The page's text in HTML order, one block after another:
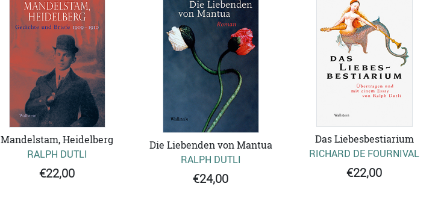
Mandelstam, Heidelberg
RALPH DUTLI
€22,00
Die Liebenden von Mantua
RALPH DUTLI
€24,00
Das Liebesbestiarium
RICHARD DE FOURNIVAL
€22,00